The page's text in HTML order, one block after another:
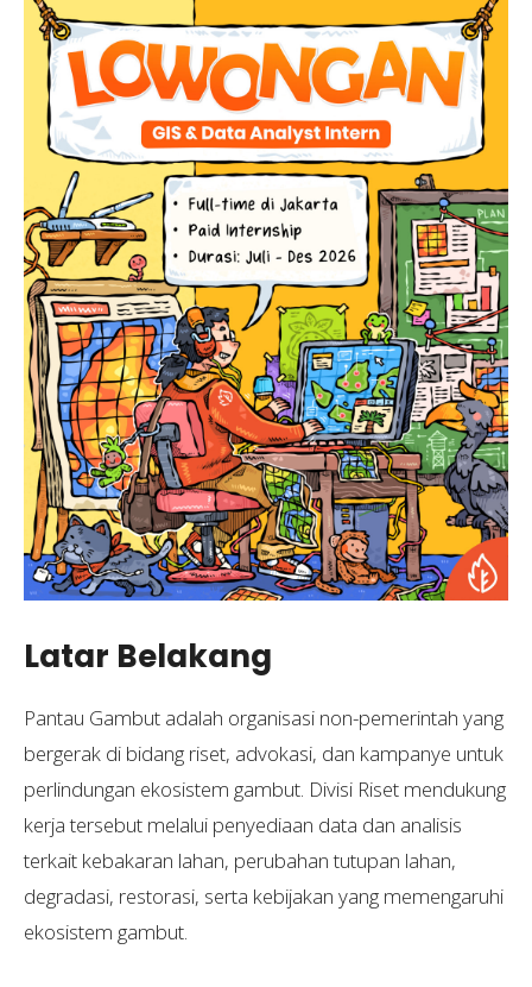
Latar Belakang
Pantau Gambut adalah organisasi non-pemerintah yang
bergerak di bidang riset, advokasi, dan kampanye untuk
perlindungan ekosistem gambut. Divisi Riset mendukung
kerja tersebut melalui penyediaan data dan analisis
terkait kebakaran lahan, perubahan tutupan lahan,
degradasi, restorasi, serta kebijakan yang memengaruhi
ekosistem gambut.